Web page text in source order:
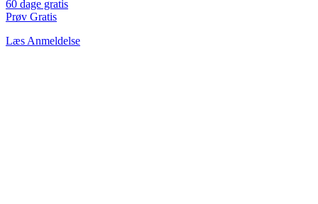
60 dage gratis
Prøv Gratis
Læs Anmeldelse